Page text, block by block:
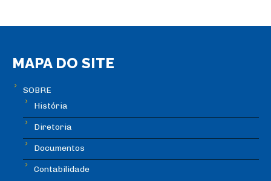
MAPA DO SITE
SOBRE
História
Diretoria
Documentos
Contabilidade